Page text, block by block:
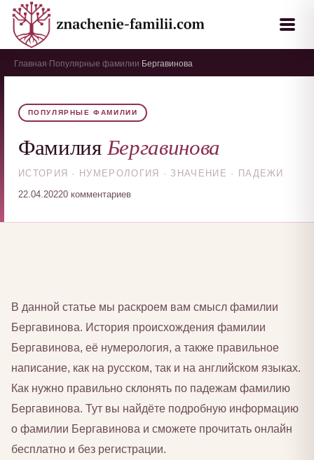
Главная Популярные фамилии Бергавинова
ПОПУЛЯРНЫЕ ФАМИЛИИ
ФамилияБергавинова
ИСТОРИЯ · НУМЕРОЛОГИЯ · ЗНАЧЕНИЕ · ПАДЕЖИ
22.04.20220 комментариев
В данной статье мы раскроем вам смысл фамилии
Бергавинова. История происхождения фамилии
Бергавинова, её нумерология, а также правильное
написание, как на русском, так и на английском языках.
Как нужно правильно склонять по падежам фамилию
Бергавинова. Тут вы найдёте подробную информацию
о фамилии Бергавинова и сможете прочитать онлайн
бесплатно и без регистрации.